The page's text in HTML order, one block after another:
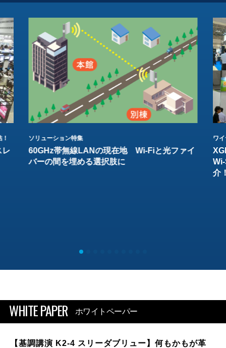
レ
ソリューション特集
60GHz帯無線LANの現在地 Wi-Fiと光ファイ
バーの間を埋める選択肢に
ワ
介
WHITE PAPER ホワイトペーパー
【基調講演 K2-4 スリーダブリュー】何もかもが革